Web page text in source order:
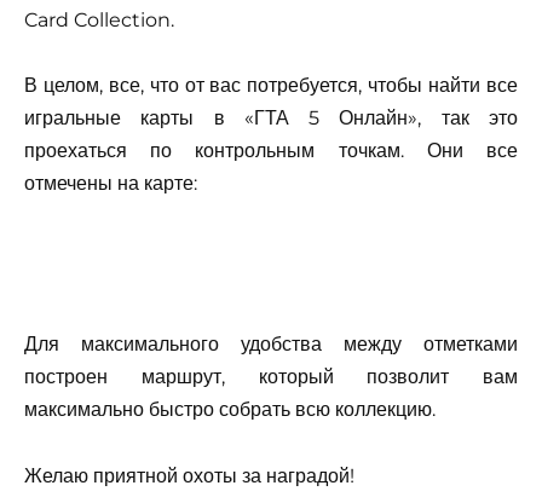
Card Collection.
В целом, все, что от вас потребуется, чтобы найти все
игральные карты в «ГТА 5 Онлайн», так это
проехаться по контрольным точкам. Они все
отмечены на карте:
Для максимального удобства между отметками
построен маршрут, который позволит вам
максимально быстро собрать всю коллекцию.
Желаю приятной охоты за наградой!